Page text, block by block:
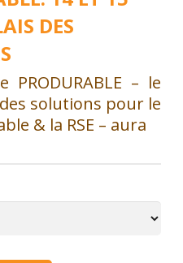
DES
– le
solutions pour le
& la RSE – aura